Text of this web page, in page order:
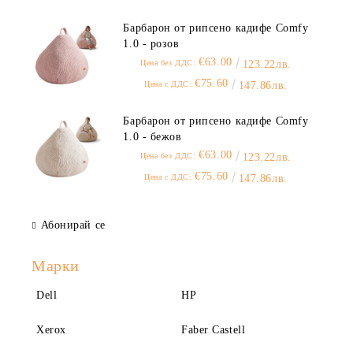
Барбарон от рипсено кадифе Comfy
1.0 - розов
Цена без ДДС: €63.00 123.22лв.
Цена с ДДС: €75.60 147.86лв.
Барбарон от рипсено кадифе Comfy
1.0 - бежов
Цена без ДДС: €63.00 123.22лв.
Цена с ДДС: €75.60 147.86лв.
Абонирай се
Марки
Dell HP
Xerox Faber Castell